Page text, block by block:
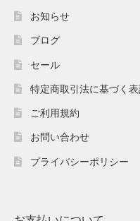
ホワイトデー特集
マイアカウント
配送先住所
冬服ファッション特集
お知らせ
ブログ
セール
特定商取引法に基づく
ご利用規約
お問い合わせ
プライバシーポリシー